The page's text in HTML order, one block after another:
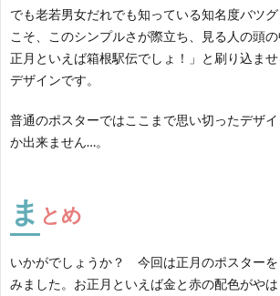
でも老若男女だれでも知っている知名度バツ
こそ、このシンプルさが際立ち、見る人の頭
正月といえば箱根駅伝でしょ！」と刷り込ま
デザインです。
普通のポスターではここまで思い切ったデザ
か出来ません…。
ま とめ
いかがでしょうか？ 今回は正月のポスター
みました。お正月といえば金と赤の配色がや